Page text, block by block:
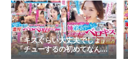
「キスぐらい大丈夫でしょ」
「チューするの初めてなんだ